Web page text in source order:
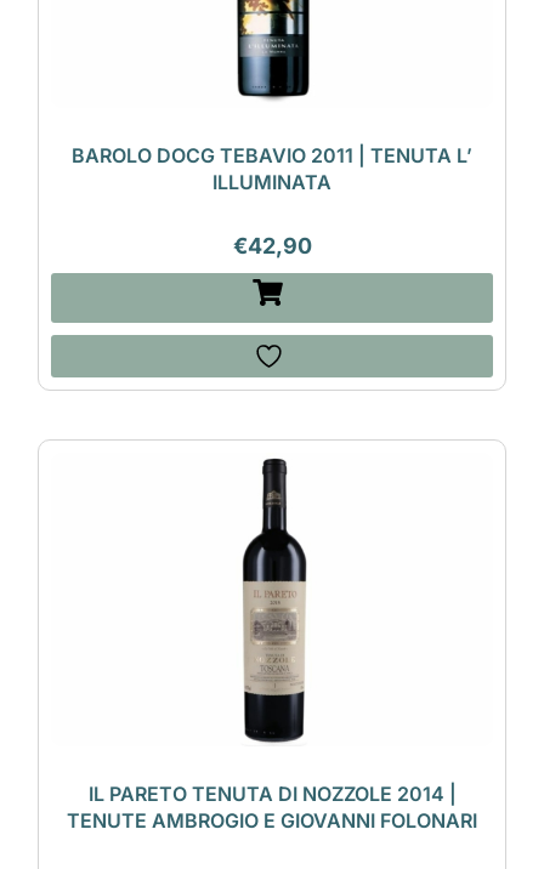
BAROLO DOCG TEBAVIO 2011 | TENUTA L’
ILLUMINATA
€42,90
IL PARETO TENUTA DI NOZZOLE 2014 |
TENUTE AMBROGIO E GIOVANNI FOLONARI